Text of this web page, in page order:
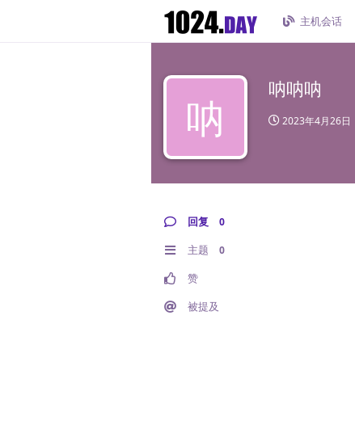
主机会话
呐
呐呐呐
2023年4月26日
回复 0
主题 0
赞
被提及